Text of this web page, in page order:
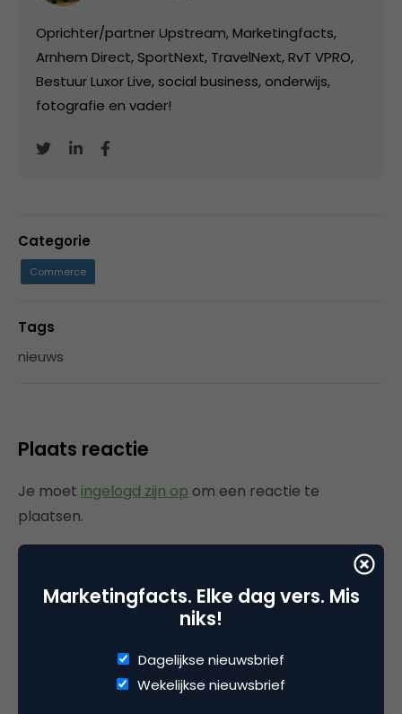
Oprichter/partner Upstream, Marketingfacts,
Arnhem Direct, SportNext, TravelNext, RvT VPRO,
Bestuur Luxor Live, social business, onderwijs,
fotografie en vader!
Categorie
Commerce
Tags
nieuws
Plaats reactie
Je moet ingelogd zijn op om een reactie te
plaatsen.
Gerelateerde artikelen
Rebel with or without a cause?
Wake-upcall voor ontwerpers
en merkeigenaren
Marketingfacts. Elke dag vers. Mis
niks!
Dagelijkse nieuwsbrief
Wekelijkse nieuwsbrief